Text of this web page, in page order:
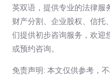
英双语，提供专业的法律服
财产分割、企业股权、信托
们提供初步咨询服务，欢迎
或预约咨询。
免责声明: 本文仅供参考，